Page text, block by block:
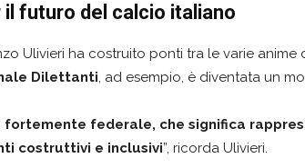
il futuro del calcio italiano
Ulivieri ha costruito ponti tra le varie anime
Dilettanti, ad esempio, è diventata un
fortemente federale, che significa
costruttivi e inclusivi”, ricorda Ulivieri.